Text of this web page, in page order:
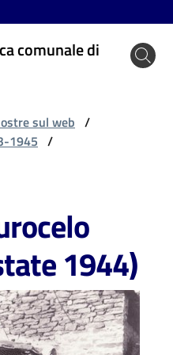
comunale di
sul web /
1945 /
1944)